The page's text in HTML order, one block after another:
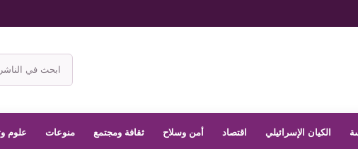
ابحث
في
الناشر
الكيان الإسرائيلي اقتصاد أمن وسلاح ثقافة ومجتمع منوعات علوم